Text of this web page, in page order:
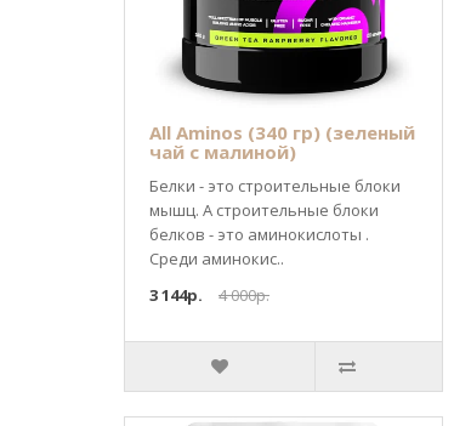
All Aminos (340 гр) (зеленый
чай с малиной)
Белки - это строительные блоки
мышц. А строительные блоки
белков - это аминокислоты .
Среди аминокис..
3 144р.
4 000р.